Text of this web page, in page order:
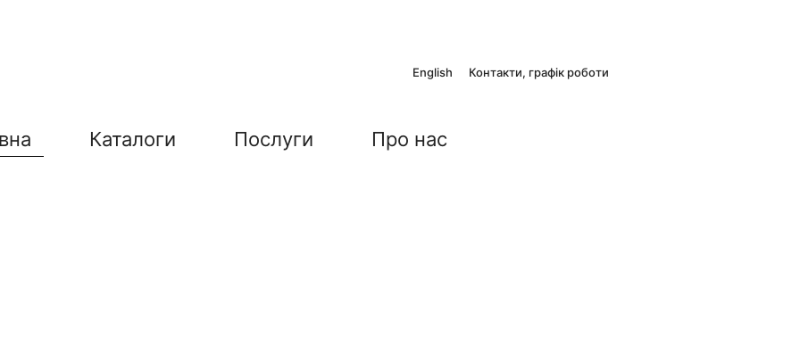
English Контакти, графік роботи
Каталоги Послуги Про нас